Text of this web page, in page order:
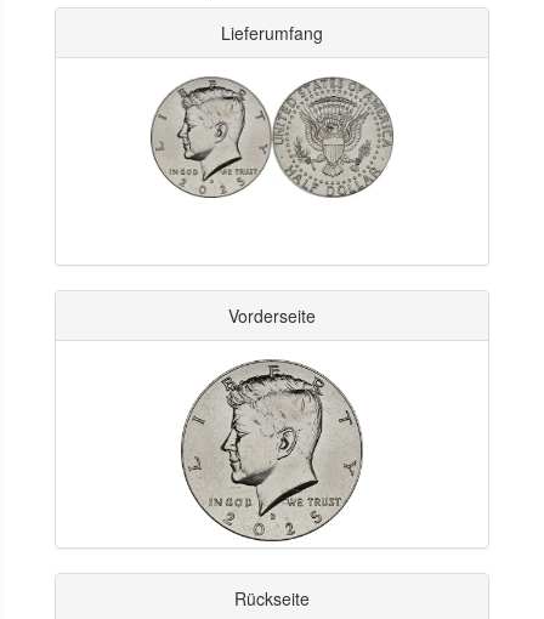
Lieferumfang
Vorderseite
Rückseite